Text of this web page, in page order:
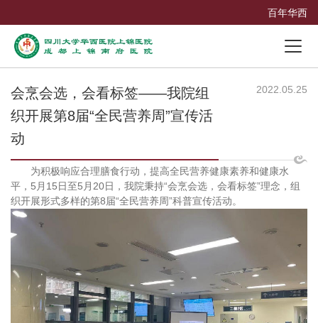
百年华西
会烹会选，会看标签——我院组
织开展第8届“全民营养周”宣传活
动
2022.05.25
为积极响应合理膳食行动，提高全民营养健康素养和健康水
平，5月15日至5月20日，我院秉持“会烹会选，会看标签”理念，组
织开展形式多样的第8届“全民营养周”科普宣传活动。